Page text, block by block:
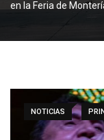
en la Feria de
NOTICIAS